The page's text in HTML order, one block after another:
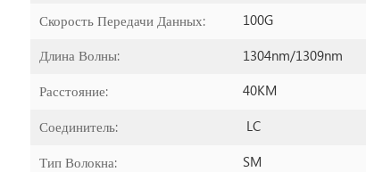
Скорость Передачи Данных: 100G
Длина Волны: 1304nm/1309nm
Расстояние: 40KM
Соединитель: LC
Тип Волокна: SM